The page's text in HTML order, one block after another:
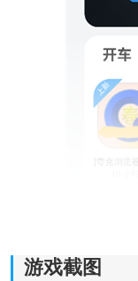
游戏截图